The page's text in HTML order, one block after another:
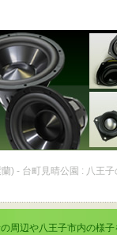
蘭) - 台町見晴公園 : 八王
周辺や八王子市内の様